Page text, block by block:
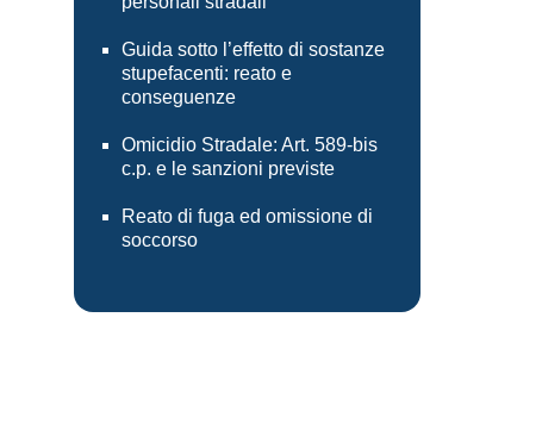
Guida sotto l’effetto di sostanze
stupefacenti: reato e
conseguenze
Omicidio Stradale: Art. 589-bis
c.p. e le sanzioni previste
Reato di fuga ed omissione di
soccorso